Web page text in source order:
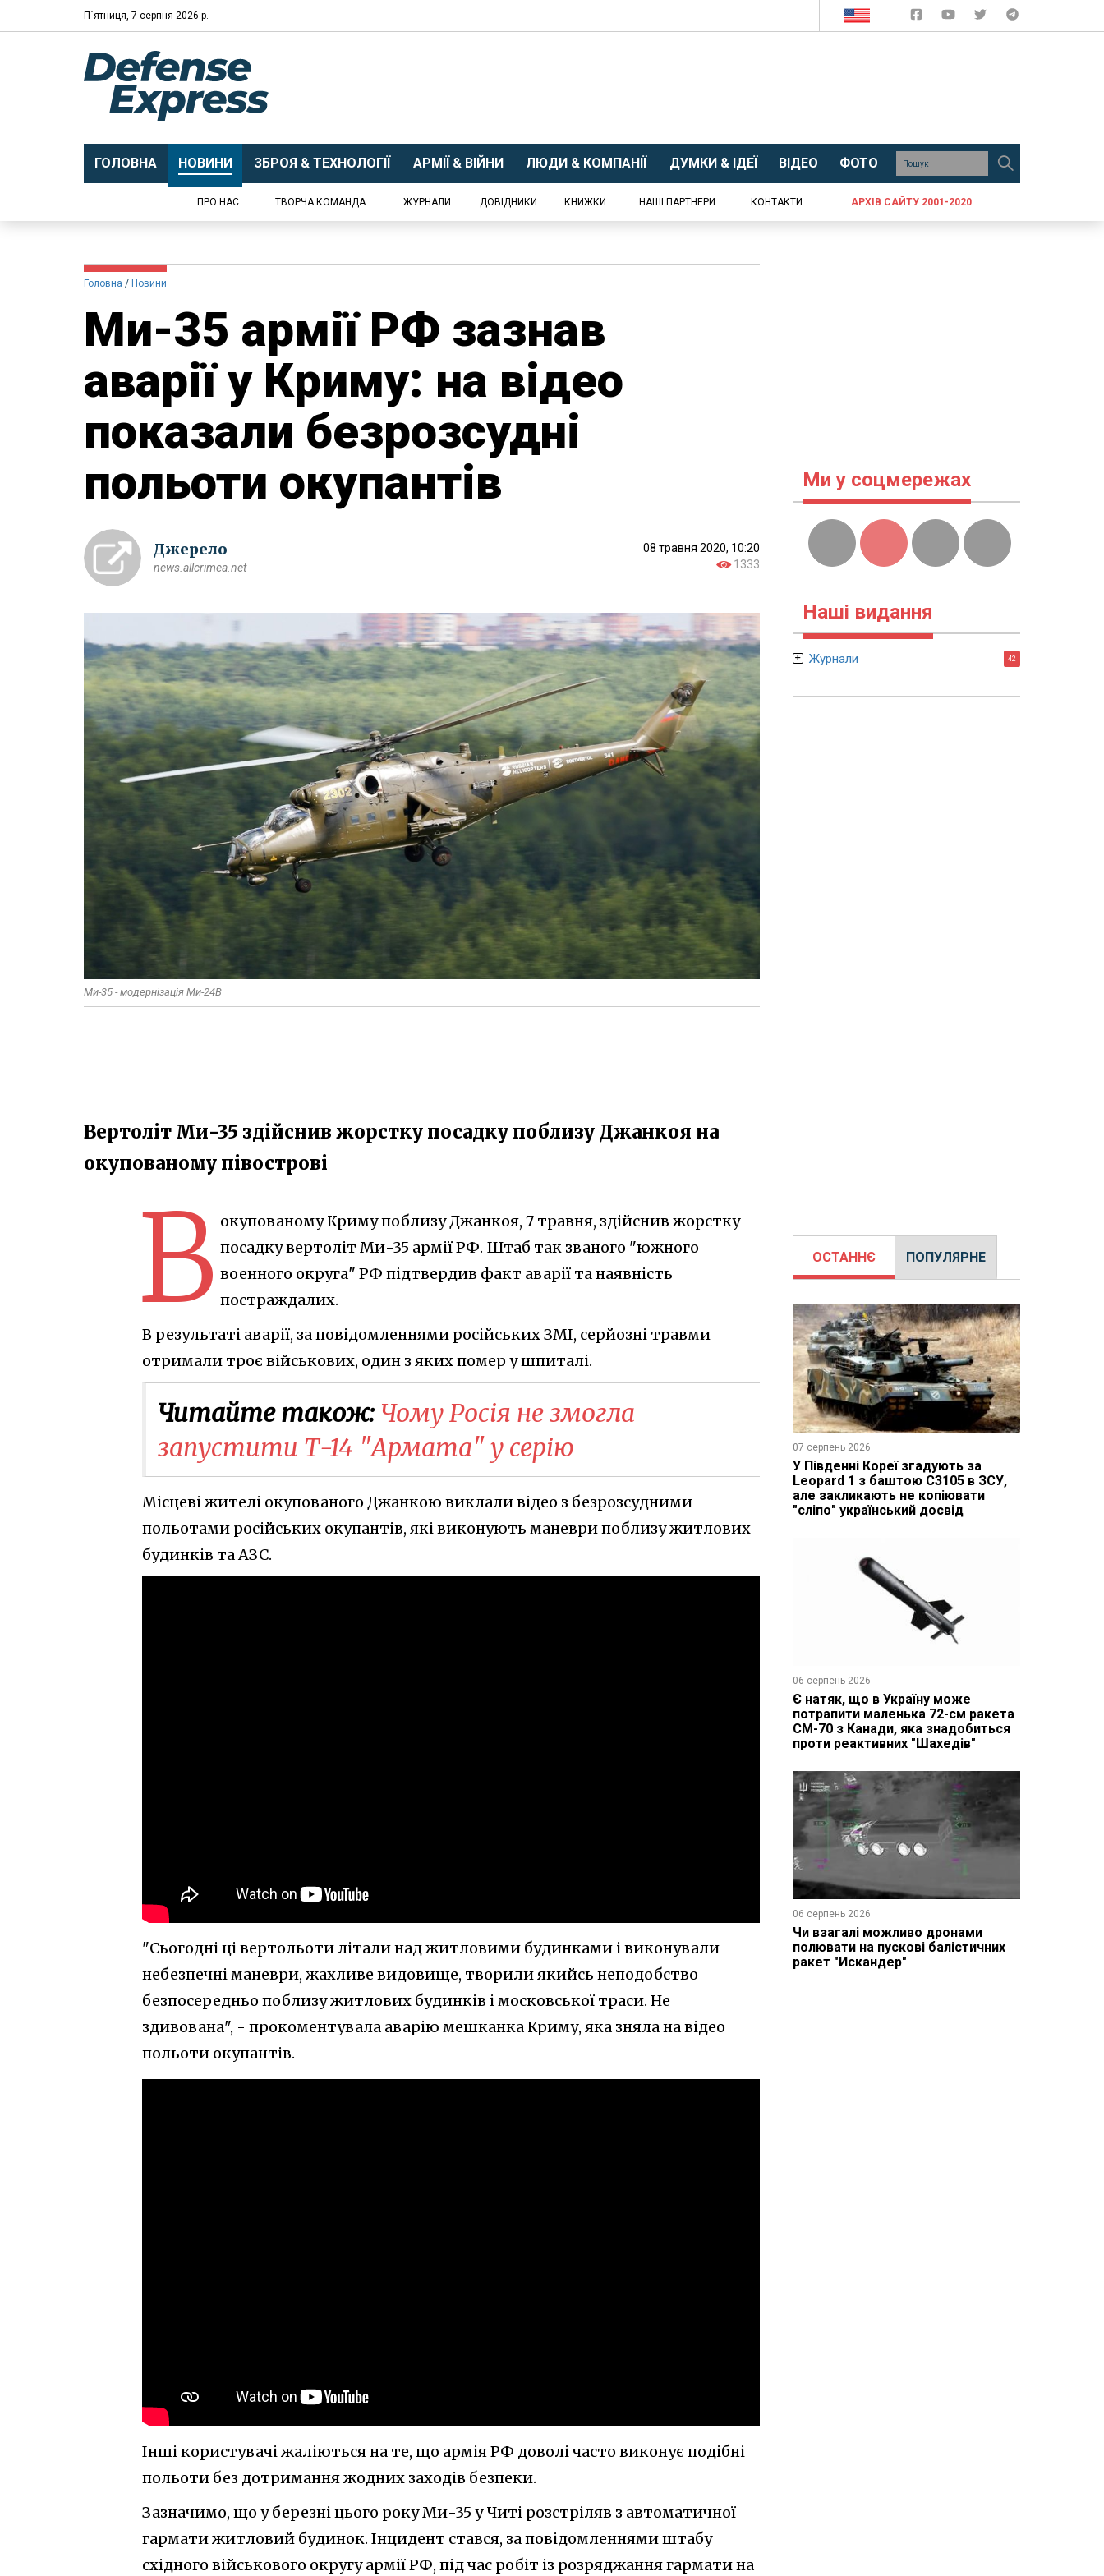
П`ятниця, 7 серпня 2026 р.
ГОЛОВНА НОВИНИ ЗБРОЯ & ТЕХНОЛОГІЇ АРМІЇ & ВІЙНИ ЛЮДИ & КОМПАНІЇ ДУМКИ & ІДЕЇ ВІДЕО ФОТО
ПРО НАС ТВОРЧА КОМАНДА ЖУРНАЛИ ДОВІДНИКИ КНИЖКИ НАШІ ПАРТНЕРИ КОНТАКТИ АРХІВ САЙТУ 2001-2020
Головна Новини
​Ми-35 армії РФ зазнав
аварії у Криму: на відео
показали безрозсудні
польоти окупантів
Джерело
news.allcrimea.net
08 травня 2020, 10:20
1333
​Ми-35 - модернізація Ми-24В
Вертоліт Ми-35 здійснив жорстку посадку поблизу Джанкоя на
окупованому півострові
В окупованому Криму поблизу Джанкоя, 7 травня, здійснив жорстку
посадку вертоліт Ми-35 армії РФ. Штаб так званого "южного
военного округа" РФ підтвердив факт аварії та наявність
постраждалих.
В результаті аварії, за повідомленнями російських ЗМІ, серйозні травми
отримали троє військових, один з яких помер у шпиталі.
Читайте також: ​Чому Росія не змогла
запустити Т-14 "Армата" у серію
Місцеві жителі окупованого Джанкою виклали відео з безрозсудними
польотами російських окупантів, які виконують маневри поблизу житлових
будинків та АЗС.
"Сьогодні ці вертольоти літали над житловими будинками і виконували
небезпечні маневри, жахливе видовище, творили якийсь неподобство
безпосередньо поблизу житлових будинків і московської траси. Не
здивована", - прокоментувала аварію мешканка Криму, яка зняла на відео
польоти окупантів.
Інші користувачі жаліються на те, що армія РФ доволі часто виконує подібні
польоти без дотримання жодних заходів безпеки.
Зазначимо, що у березні цього року Ми-35 у Читі розстріляв з автоматичної
гармати житловий будинок. Інцидент стався, за повідомленнями штабу
східного військового округу армії РФ, під час робіт із розряджання гармати на
Ми у соцмережах
Наші видання
Журнали 42
ОСТАННЄ ПОПУЛЯРНЕ
07 серпень 2026
У Південні Кореї згадують за
Leopard 1 з баштою C3105 в ЗСУ,
але закликають не копіювати
"сліпо" український досвід
06 серпень 2026
Є натяк, що в Україну може
потрапити маленька 72-см ракета
CM-70 з Канади, яка знадобиться
проти реактивних "Шахедів"
06 серпень 2026
Чи взагалі можливо дронами
полювати на пускові балістичних
ракет "Искандер"